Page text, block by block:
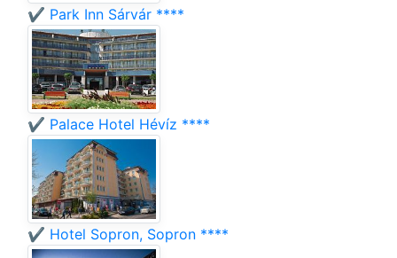
✔️ Park Inn Sárvár ****
✔️ Palace Hotel Hévíz ****
✔️ Hotel Sopron, Sopron ****